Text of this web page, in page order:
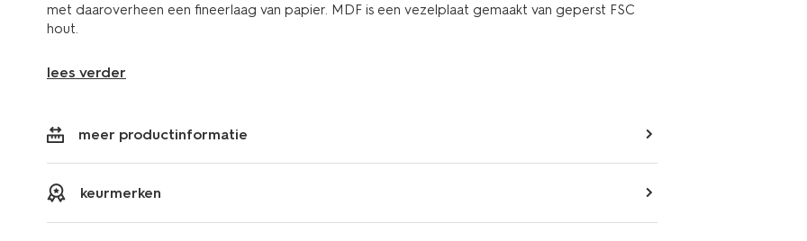
met daaroverheen een fineerlaag van papier. MDF is een vezelplaat gemaakt van geperst FSC
hout.
lees verder
meer productinformatie
keurmerken